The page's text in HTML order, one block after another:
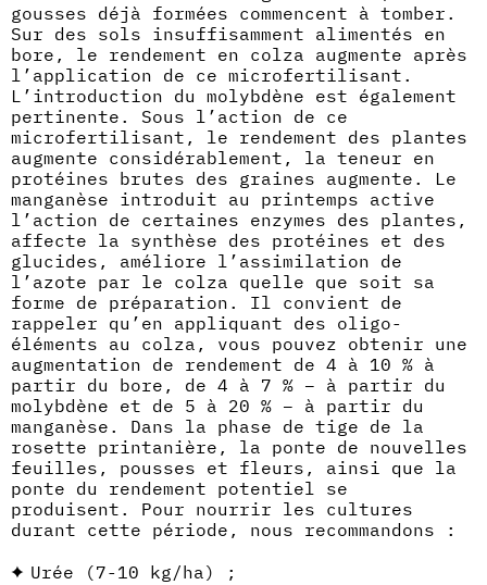
gousses déjà formées commencent à tomber.
Sur des sols insuffisamment alimentés en
bore, le rendement en colza augmente après
l’application de ce microfertilisant.
L’introduction du molybdène est également
pertinente. Sous l’action de ce
microfertilisant, le rendement des plantes
augmente considérablement, la teneur en
protéines brutes des graines augmente. Le
manganèse introduit au printemps active
l’action de certaines enzymes des plantes,
affecte la synthèse des protéines et des
glucides, améliore l’assimilation de
l’azote par le colza quelle que soit sa
forme de préparation. Il convient de
rappeler qu’en appliquant des oligo-
éléments au colza, vous pouvez obtenir une
augmentation de rendement de 4 à 10 % à
partir du bore, de 4 à 7 % – à partir du
molybdène et de 5 à 20 % – à partir du
manganèse. Dans la phase de tige de la
rosette printanière, la ponte de nouvelles
feuilles, pousses et fleurs, ainsi que la
ponte du rendement potentiel se
produisent. Pour nourrir les cultures
durant cette période, nous recommandons :
Urée (7-10 kg/ha) ;